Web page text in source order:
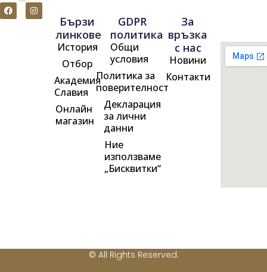
F
a
c
I
n
s
Бързи
линкове
История
Отбор
Академия
Славия
Онлайн
магазин
GDPR
политика
Общи
условия
Политика за
поверителност
Декларация
за лични
данни
Ние
използваме
„Бисквитки“
За
връзка
с нас
Новини
Контакти
© All Rights Reserved.